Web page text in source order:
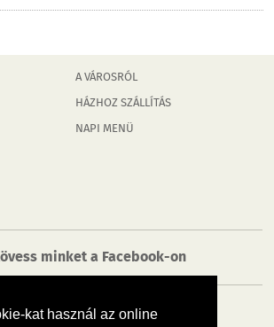
kat használ az online
A VÁROSRÓL
HÁZHOZ SZÁLLÍTÁS
NAPI MENÜ
minket a Facebook-on